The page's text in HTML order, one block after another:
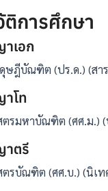
ติการศึกษา
เอก
ษฎีบัณฑิต (ปร.ด.) (สา
โท
รมหาบัณฑิต (ศศ.ม.)
ตรี
รบัณฑิต (ศศ.บ.) (นิเท